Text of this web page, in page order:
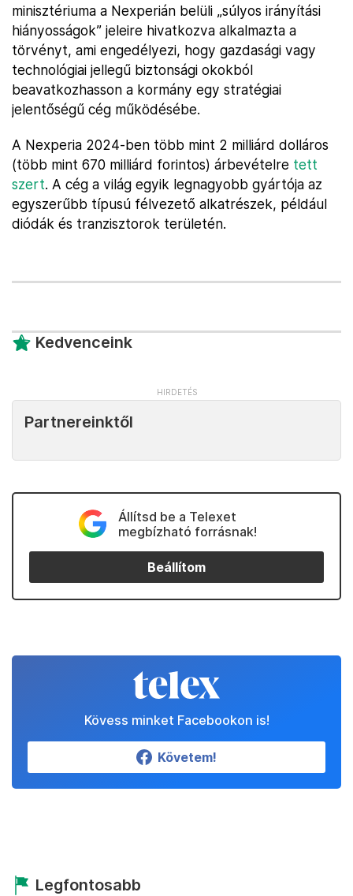
minisztériuma a Nexperián belüli „súlyos irányítási
hiányosságok” jeleire hivatkozva alkalmazta a
törvényt, ami engedélyezi, hogy gazdasági vagy
technológiai jellegű biztonsági okokból
beavatkozhasson a kormány egy stratégiai
jelentőségű cég működésébe.
A Nexperia 2024-ben több mint 2 milliárd dolláros
(több mint 670 milliárd forintos) árbevételre tett
szert. A cég a világ egyik legnagyobb gyártója az
egyszerűbb típusú félvezető alkatrészek, például
diódák és tranzisztorok területén.
Kedvenceink
Partnereinktől
Állítsd be a Telexet
megbízható forrásnak!
Beállítom
Kövess minket Facebookon is!
Követem!
Legfontosabb